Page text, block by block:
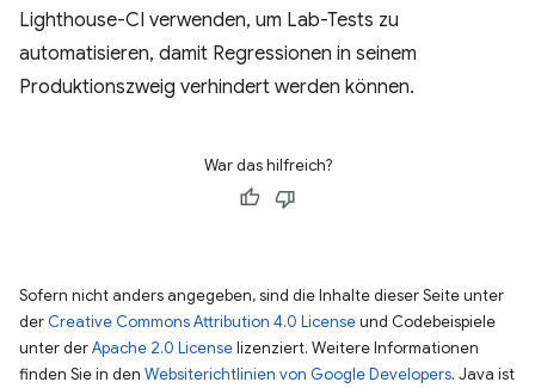
Lighthouse-CI verwenden, um Lab-Tests zu
automatisieren, damit Regressionen in seinem
Produktionszweig verhindert werden können.
War das hilfreich?
Sofern nicht anders angegeben, sind die Inhalte dieser Seite unter
der Creative Commons Attribution 4.0 Licenseund Codebeispiele
unter derApache 2.0 Licenselizenziert. Weitere Informationen
finden Sie in den Websiterichtlinien von Google Developers. Java ist